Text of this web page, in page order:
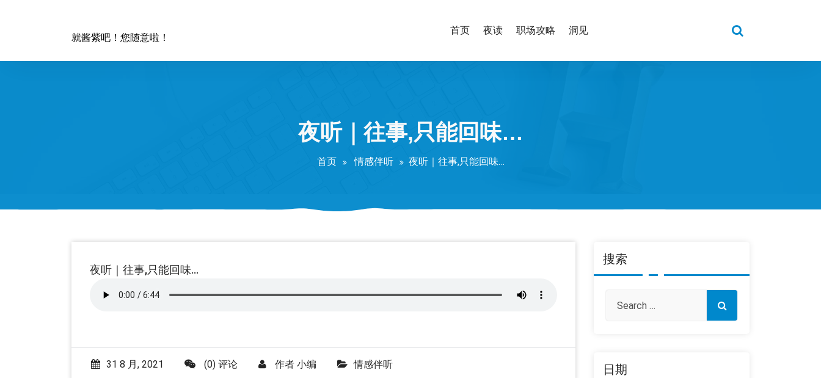
就酱紫吧！您随意啦！
首页 夜读 职场攻略 洞见
夜听｜往事,只能回味…
首页 情感伴听 夜听｜往事,只能回味…
夜听｜往事,只能回味…
31 8 月, 2021 (0) 评论 作者 小编 情感伴听
搜索
日期